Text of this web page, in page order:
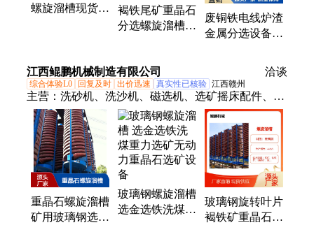
螺旋溜槽现货
褐铁尾矿重晶石
分选螺旋溜槽
溜设备
废铜铁电线炉渣
金属分选设备
江西鲲鹏机械制造有限公司 洽谈
综合体验L0 回复及时 出价迅速 真实性已核验 江西赣州
主营： 洗砂机、洗沙机、磁选机、选矿摇床配件、选
矿摇床、打砂机、浮选机、给料机、洗矿机、筛沙
机、输送机、脱水筛、浓密机、制砂机、球磨机、滚
筒筛、回收机、分级机
重晶石螺旋溜槽
矿用玻璃钢选煤
玻璃钢螺旋溜槽
选金选铁洗煤重
玻璃钢旋转叶片
褐铁矿重晶石重